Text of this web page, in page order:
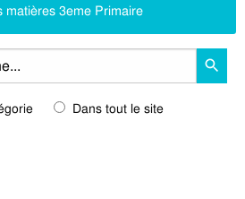
matières 3eme Primaire
Dans tout le site